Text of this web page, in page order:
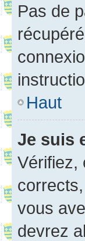
Pas de
Haut
Je suis
Vérifiez,
vous
devrez